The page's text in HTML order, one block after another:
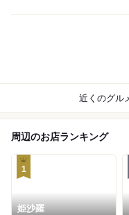
近くのグル
周辺のお店ランキング
1
姫沙羅